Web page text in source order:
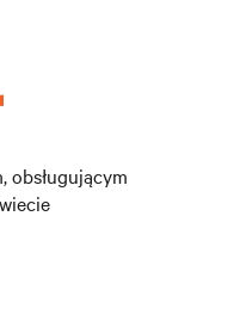
obsługującym